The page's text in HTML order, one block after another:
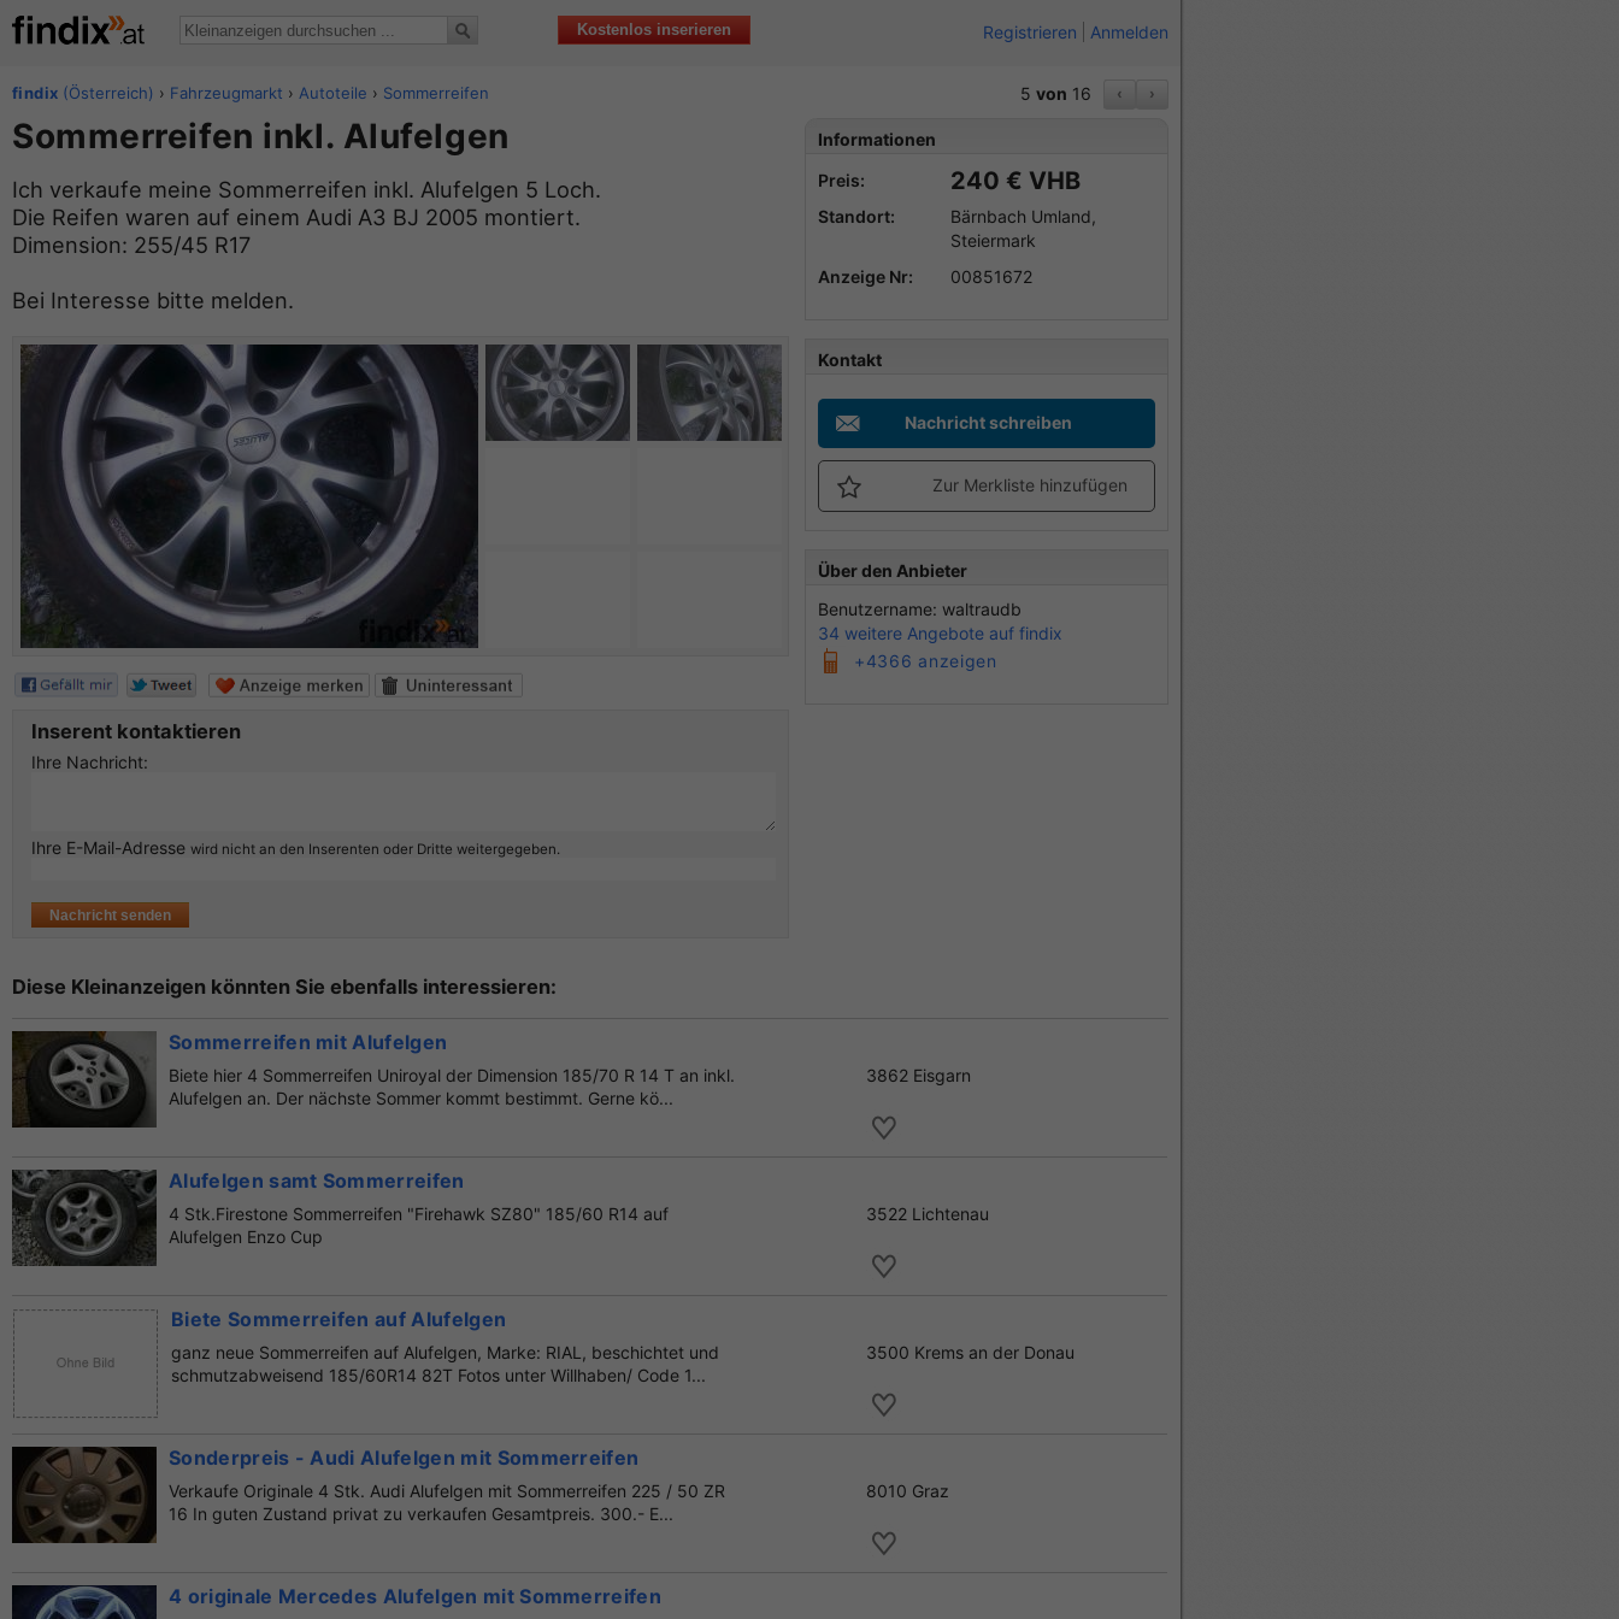
Kostenlos inserieren Registrieren Anmelden
findix (Österreich) › Fahrzeugmarkt › Autoteile › Sommerreifen 5 von 16 ‹ ›
Sommerreifen inkl. Alufelgen
Ich verkaufe meine Sommerreifen inkl. Alufelgen 5 Loch.
Die Reifen waren auf einem Audi A3 BJ 2005 montiert.
Dimension: 255/45 R17
Bei Interesse bitte melden.
Inserent kontaktieren
Ihre Nachricht:
Ihre E-Mail-Adresse wird nicht an den Inserenten oder Dritte weitergegeben.
Informationen
Preis:
240 € VHB
Standort:
Bärnbach Umland,
Steiermark
Anzeige Nr:
00851672
Kontakt
Nachricht schreiben
Zur Merkliste hinzufügen
Über den Anbieter
Benutzername: waltraudb
34 weitere Angebote auf findix
+4366 anzeigen
Diese Kleinanzeigen könnten Sie ebenfalls interessieren:
Sommerreifen mit Alufelgen
Biete hier 4 Sommerreifen Uniroyal der Dimension 185/70 R 14 T an inkl.
Alufelgen an. Der nächste Sommer kommt bestimmt. Gerne kö...
3862 Eisgarn
Alufelgen samt Sommerreifen
4 Stk.Firestone Sommerreifen "Firehawk SZ80" 185/60 R14 auf
Alufelgen Enzo Cup
3522 Lichtenau
Biete Sommerreifen auf Alufelgen
ganz neue Sommerreifen auf Alufelgen, Marke: RIAL, beschichtet und
schmutzabweisend 185/60R14 82T Fotos unter Willhaben/ Code 1...
3500 Krems an der Donau
Sonderpreis - Audi Alufelgen mit Sommerreifen
Verkaufe Originale 4 Stk. Audi Alufelgen mit Sommerreifen 225 / 50 ZR
16 In guten Zustand privat zu verkaufen Gesamtpreis. 300.- E...
8010 Graz
4 originale Mercedes Alufelgen mit Sommerreifen